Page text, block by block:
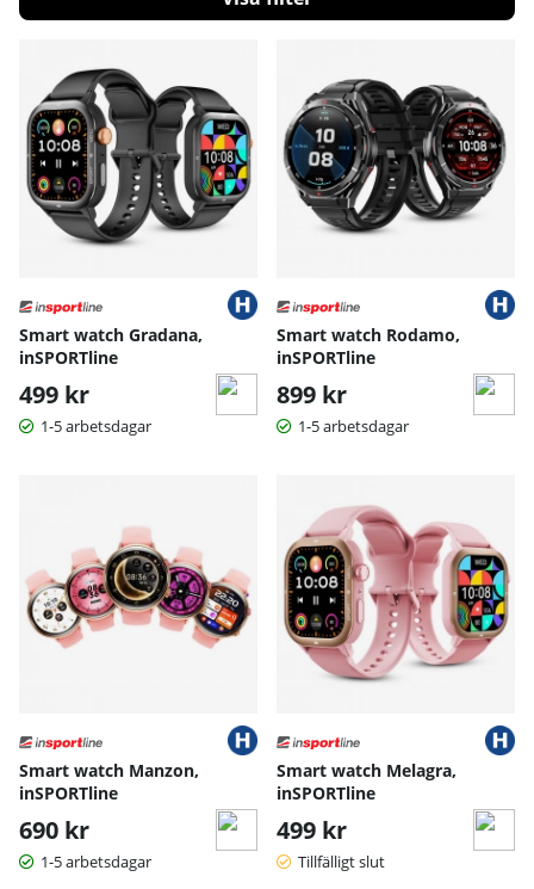
Smart watch Gradana,
inSPORTline
499 kr
1-5 arbetsdagar
Smart watch Rodamo,
inSPORTline
899 kr
1-5 arbetsdagar
Smart watch Manzon,
inSPORTline
690 kr
1-5 arbetsdagar
Smart watch Melagra,
inSPORTline
499 kr
Tillfälligt slut